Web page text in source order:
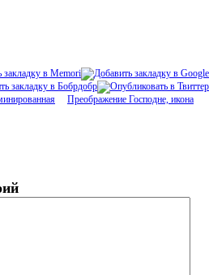
Преображение Господне, икона